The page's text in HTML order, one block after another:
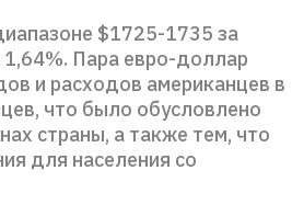
$1725-1735 за
Пара евро-доллар
и расходов американцев в
что было обусловлено
страны, а также тем, что
для населения со